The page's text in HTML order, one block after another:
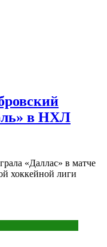
в НХЛ
«Даллас» в матче
хоккейной лиги